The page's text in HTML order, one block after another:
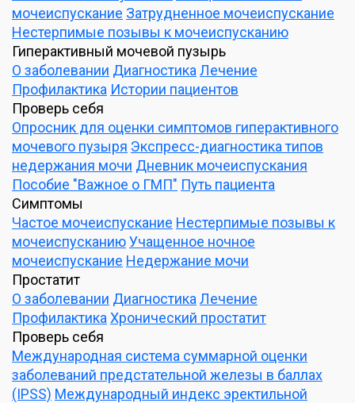
мочеиспускание Затрудненное мочеиспускание
Нестерпимые позывы к мочеиспусканию
Гиперактивный мочевой пузырь
О заболевании Диагностика Лечение
Профилактика Истории пациентов
Проверь себя
Опросник для оценки симптомов гиперактивного
мочевого пузыря Экспресс-диагностика типов
недержания мочи Дневник мочеиспускания
Пособие "Важное о ГМП" Путь пациента
Симптомы
Частое мочеиспускание Нестерпимые позывы к
мочеиспусканиюУчащенное ночное
мочеиспускание Недержание мочи
Простатит
О заболевании Диагностика Лечение
Профилактика Хронический простатит
Проверь себя
Международная система суммарной оценки
заболеваний предстательной железы в баллах
(IPSS) Международный индекс эректильной